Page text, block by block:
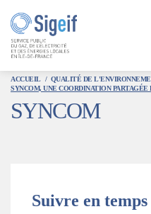
contenu
principal
ACCUEIL
QUALITÉ DE
SYNCOM, UNE COORDINATION PARTAGÉE
SYNCOM
Suivre en